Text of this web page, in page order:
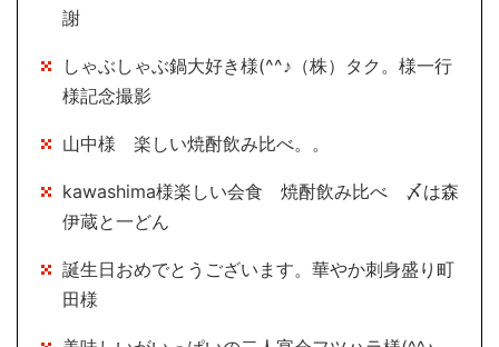
謝
しゃぶしゃぶ鍋大好き様(^^♪（株）タク。様一行
様記念撮影
山中様 楽しい焼酎飲み比べ。。
kawashima様楽しい会食 焼酎飲み比べ 〆は森
伊蔵と一どん
誕生日おめでとうございます。華やか刺身盛り町
田様